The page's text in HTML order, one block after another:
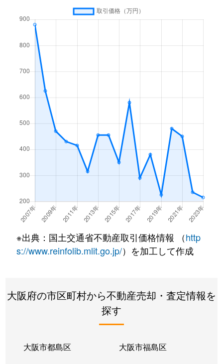
※出典：国土交通省不動産取引価格情報 （http
s://www.reinfolib.mlit.go.jp/）を加工して作成
大阪府の市区町村から不動産売却・査定情報を
探す
大阪市都島区 大阪市福島区